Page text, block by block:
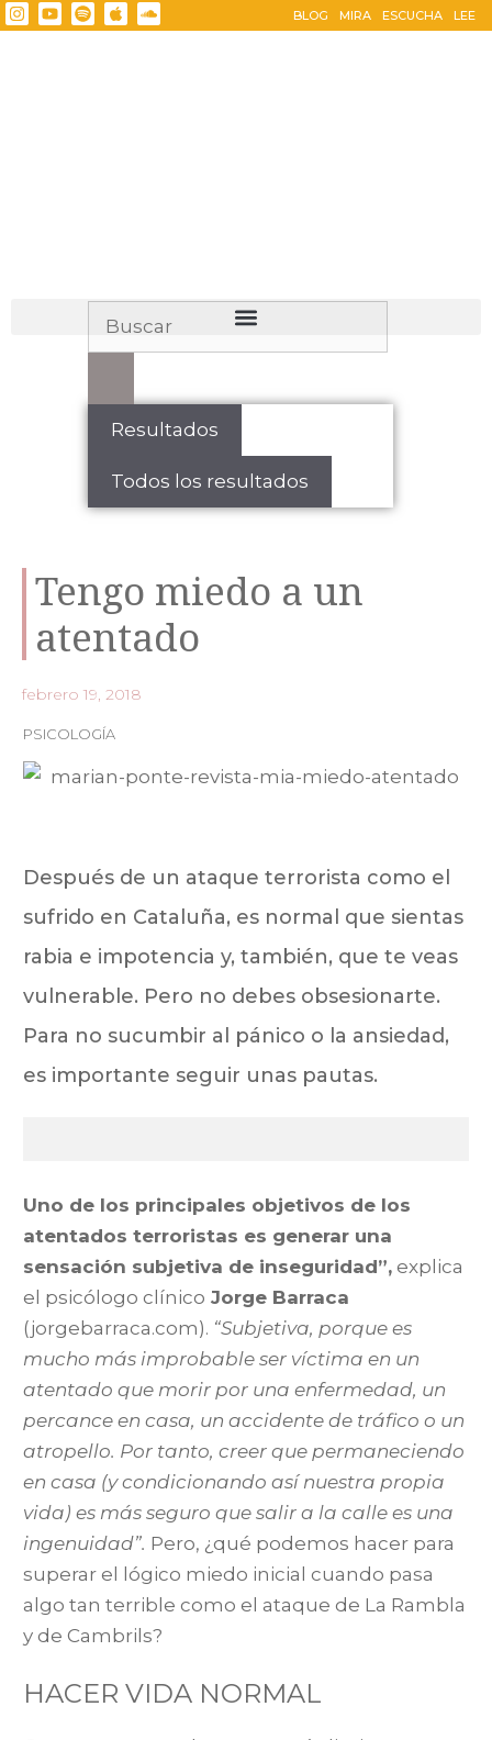
BLOG MIRA ESCUCHA LEE
Resultados
Todos los resultados
Tengo miedo a un
atentado
febrero 19, 2018
PSICOLOGÍA
Después de un ataque terrorista como el
sufrido en Cataluña, es normal que sientas
rabia e impotencia y, también, que te veas
vulnerable. Pero no debes obsesionarte.
Para no sucumbir al pánico o la ansiedad,
es importante seguir unas pautas.
Uno de los principales objetivos de los
atentados terroristas es generar una
sensación subjetiva de inseguridad”, explica
el psicólogo clínico Jorge Barraca
(jorgebarraca.com). “Subjetiva, porque es
mucho más improbable ser víctima en un
atentado que morir por una enfermedad, un
percance en casa, un accidente de tráfico o un
atropello. Por tanto, creer que permaneciendo
en casa (y condicionando así nuestra propia
vida) es más seguro que salir a la calle es una
ingenuidad”. Pero, ¿qué podemos hacer para
superar el lógico miedo inicial cuando pasa
algo tan terrible como el ataque de La Rambla
y de Cambrils?
HACER VIDA NORMAL